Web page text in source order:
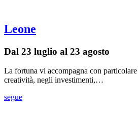
Leone
Dal 23 luglio al 23 agosto
La fortuna vi accompagna con
creatività, negli investimenti,…
segue